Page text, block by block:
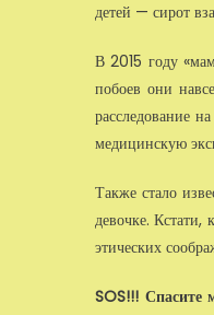
детей — сирот
В 2015 году
побоев они
расследование
медицинскую
Также стало
девочке. Кстати,
этических
SOS!!!